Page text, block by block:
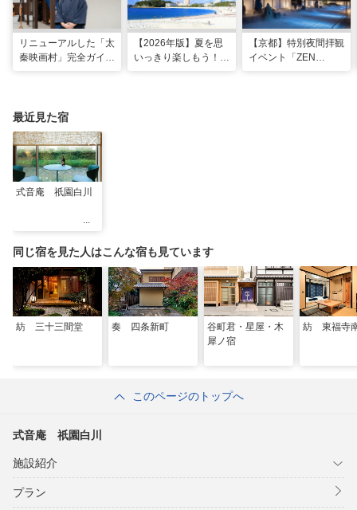
リニューアルした「太
秦映画村」完全ガイ
【2026年版】夏を思
いっきり楽しもう！関
【京都】特別夜間拝観
イベント「ZEN
最近見た宿
式音庵 祇園白川
同じ宿を見た人はこんな宿も見ています
紡 三十三間堂 奏 四条新町
谷町君・星屋・木
犀ノ宿
紡 東福寺
このページのトップへ
式音庵 祇園白川
施設紹介
プラン